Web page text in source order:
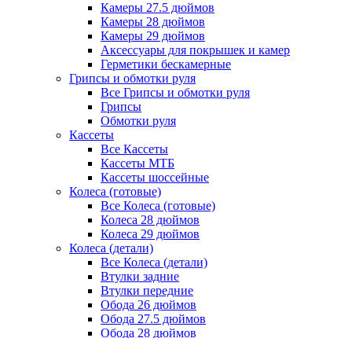
Камеры 27.5 дюймов
Камеры 28 дюймов
Камеры 29 дюймов
Аксессуары для покрышек и камер
Герметики бескамерные
Грипсы и обмотки руля
Все Грипсы и обмотки руля
Грипсы
Обмотки руля
Кассеты
Все Кассеты
Кассеты МТБ
Кассеты шоссейные
Колеса (готовые)
Все Колеса (готовые)
Колеса 28 дюймов
Колеса 29 дюймов
Колеса (детали)
Все Колеса (детали)
Втулки задние
Втулки передние
Обода 26 дюймов
Обода 27.5 дюймов
Обода 28 дюймов